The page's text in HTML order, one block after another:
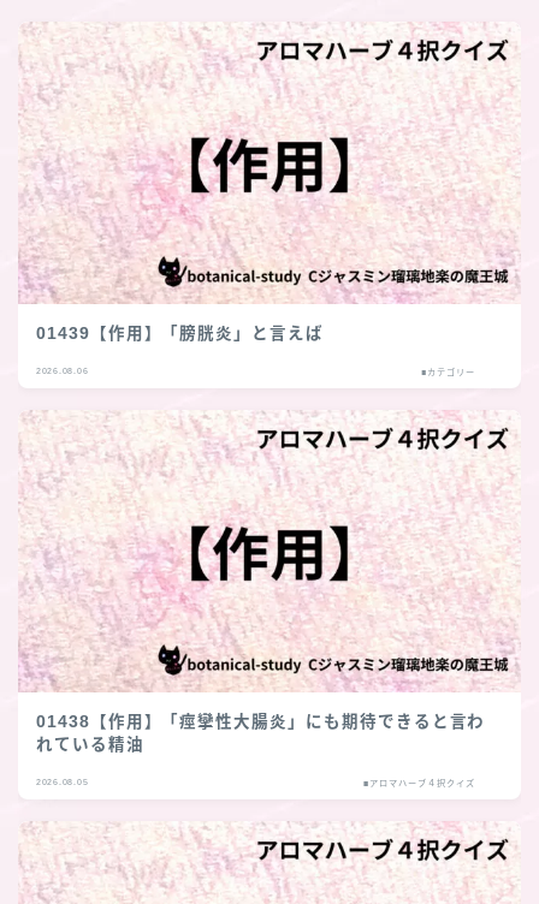
01439【作用】「膀胱炎」と言えば
2026.08.06 ■カテゴリー
01438【作用】「痙攣性大腸炎」にも期待できると言わ
れている精油
2026.08.05 ■アロマハーブ４択クイズ